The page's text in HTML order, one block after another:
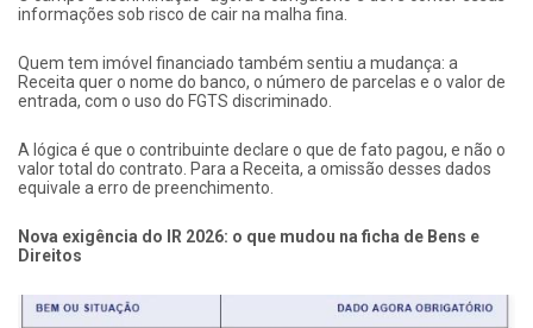
informações sob risco de cair na malha fina.
Quem tem imóvel financiado também sentiu a mudança: a
Receita quer o nome do banco, o número de parcelas e o valor de
entrada, com o uso do FGTS discriminado.
A lógica é que o contribuinte declare o que de fato pagou, e não o
valor total do contrato. Para a Receita, a omissão desses dados
equivale a erro de preenchimento.
Nova exigência do IR 2026: o que mudou na ficha de Bens e
Direitos